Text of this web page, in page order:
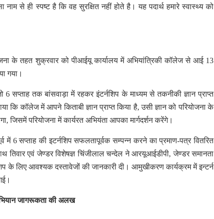
से ही स्पष्ट है कि वह सुरक्षित नहीं होते है। यह पदार्थ हमारे स्वास्थ्य को
के तहत शुक्रवार को पीआईयू कार्यालय में अभियांत्रिकी कॉलेज से आई 13
गया।
तक बांसवाड़ा में रहकर इंटर्नशिप के माध्यम से तकनीकी ज्ञान प्राप्त
कॉलेज में आपने किताबी ज्ञान प्राप्त किया है, उसी ज्ञान को परियोजना के
जिसमें परियोजना में कार्यरत अभियंता आपका मार्गदर्शन करेंगे।
में 6 सप्ताह की इटर्नशिप सफलतापूर्वक सम्पन्न करने का प्रमाण-पत्र वितरित
तिवार एवं जेण्डर विशेषज्ञ चिंजीलाल चन्देल ने आरयूआईडीपी, जेण्डर समानता
के लिए आवश्यक दस्तावेजों की जानकारी दी। आमुखीकरण कार्यक्रम में इन्टर्न
जागरूकता की अलख